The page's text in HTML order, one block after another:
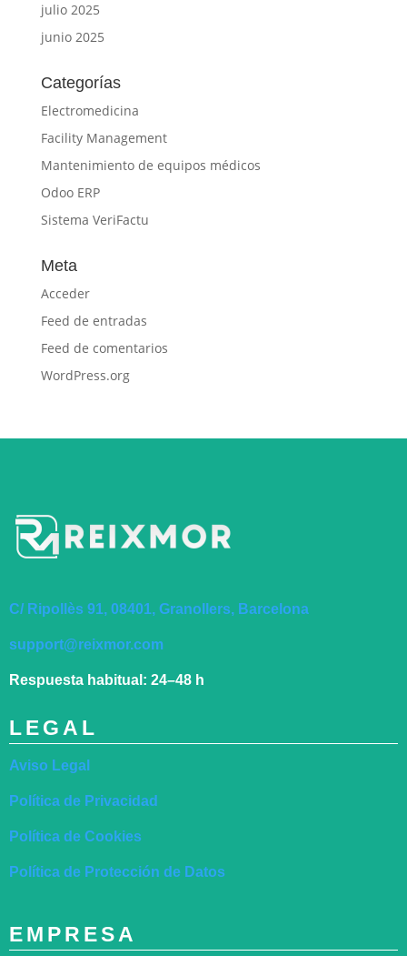
julio 2025
junio 2025
Categorías
Electromedicina
Facility Management
Mantenimiento de equipos médicos
Odoo ERP
Sistema VeriFactu
Meta
Acceder
Feed de entradas
Feed de comentarios
WordPress.org
C/ Ripollès 91, 08401, Granollers, Barcelona
support@reixmor.com
Respuesta habitual: 24–48 h
LEGAL
Aviso Legal
Política de Privacidad
Política de Cookies
Política de Protección de Datos
EMPRESA